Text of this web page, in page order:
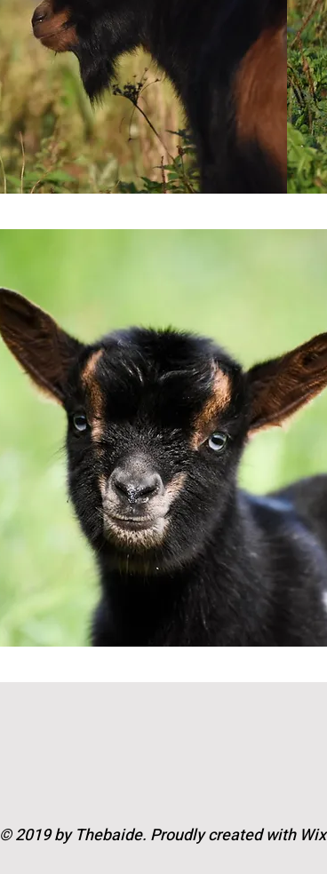
© 2019 by Thebaide. Proudly created with